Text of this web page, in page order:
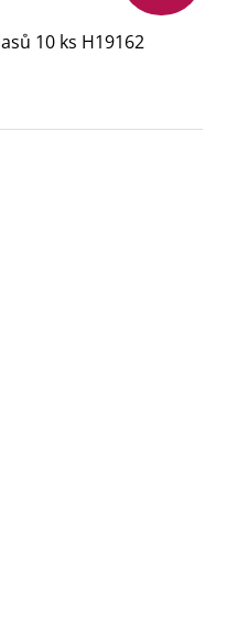
10 ks H19162